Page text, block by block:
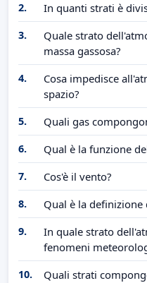
2. In quanti strati è
3.
Quale strato
massa gassosa?
4.
Cosa impedisce
spazio?
5. Quali gas
6. Qual è la funzione
7. Cos'è il vento?
8. Qual è la definizione
9.
In quale strato
fenomeni
10. Quali strati